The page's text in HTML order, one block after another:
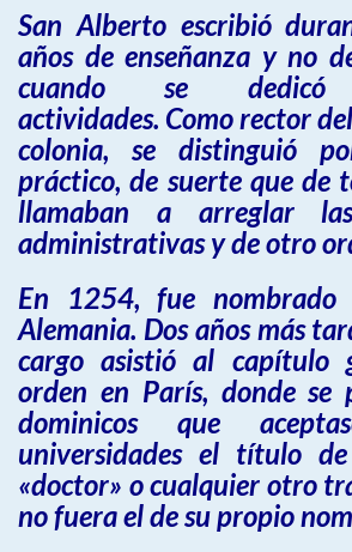
San Alberto escribió
años de enseñanza y no
cuando se
actividades. Como rector
colonia, se distinguió
práctico, de suerte que de
llamaban a arreglar
administrativas y de otro
En 1254, fue nombrado
Alemania. Dos años más
cargo asistió al capítulo
orden en París, donde se
dominicos que
universidades el título
«doctor» o cualquier otro
no fuera el de su propio